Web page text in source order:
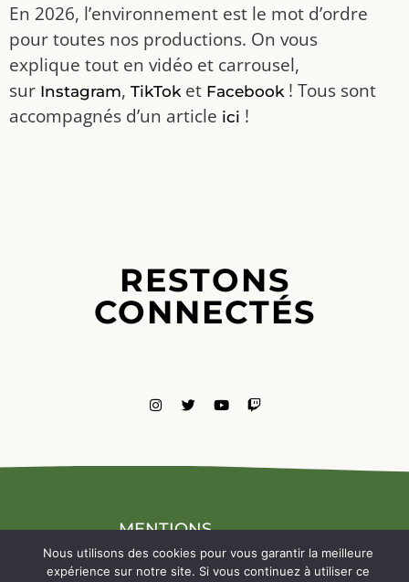
En 2026, l’environnement est le mot d’ordre
pour toutes nos productions. On vous
explique tout en vidéo et carrousel,
sur Instagram, TikToket Facebook! Tous sont
accompagnés d’un article ici !
RESTONS
CONNECTÉS
MENTIONS
LÉGALES
NOUS
Nous utilisons des cookies pour vous garantir la meilleure
expérience sur notre site. Si vous continuez à utiliser ce